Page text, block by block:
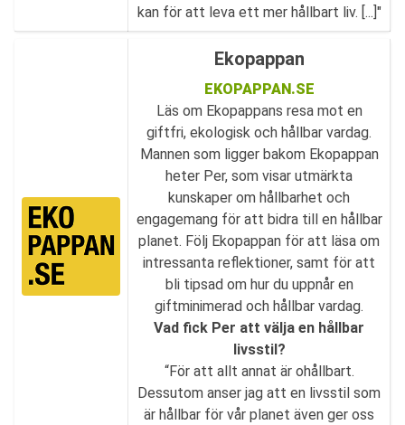
kan för att leva ett mer hållbart liv. [...]"
Ekopappan
EKOPAPPAN.SE
Läs om Ekopappans resa mot en
giftfri, ekologisk och hållbar vardag.
Mannen som ligger bakom Ekopappan
heter Per, som visar utmärkta
kunskaper om hållbarhet och
engagemang för att bidra till en hållbar
planet. Följ Ekopappan för att läsa om
intressanta reflektioner, samt för att
bli tipsad om hur du uppnår en
giftminimerad och hållbar vardag.
Vad fick Per att välja en hållbar
livsstil?
“För att allt annat är ohållbart.
Dessutom anser jag att en livsstil som
är hållbar för vår planet även ger oss